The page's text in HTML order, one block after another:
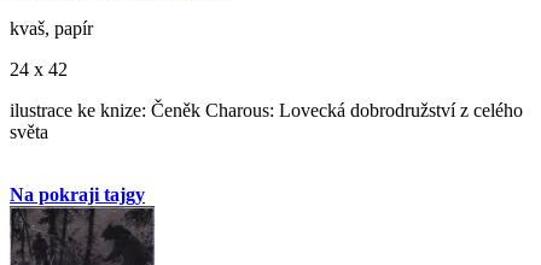
kvaš, papír
24 x 42
ilustrace ke knize: Čeněk Charous: Lovecká dobrodružství z celého
světa
Na pokraji tajgy